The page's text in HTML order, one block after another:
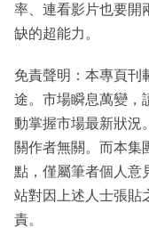
率、連看影片也要開
缺的超能力。
免責聲明：本專頁刊
途。市場瞬息萬變，
動掌握市場最新狀況
關作者無關。而本集
點，僅屬筆者個人意
站對因上述人士張貼
責。